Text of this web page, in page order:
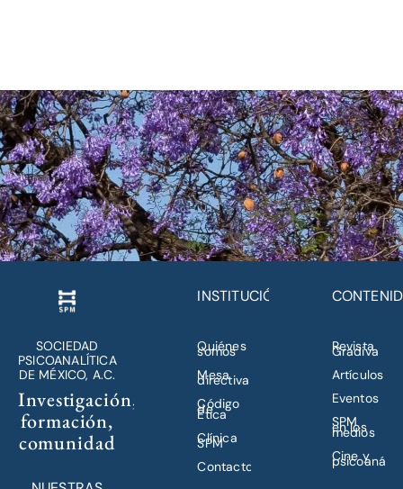
SOCIEDAD
PSICOANALÍTICA
DE MÉXICO, A.C.
Investigación,
formación,
comunidad
INSTITUCIÓN
Quiénes
somos
Mesa
directiva
Código
de
Ética
Clínica
SPM
Contacto
Revista
Gradiva
Artículos
Eventos
SPM
en los
medios
Cine y